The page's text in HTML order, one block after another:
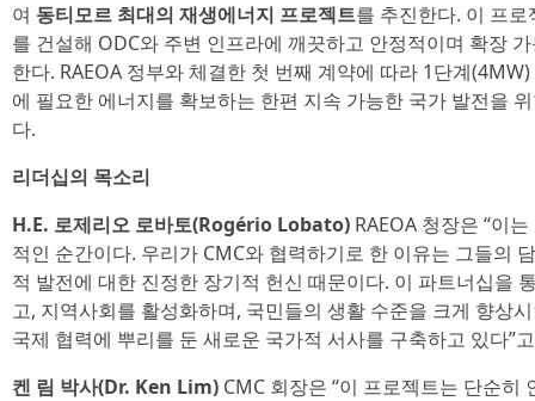
여 동티모르 최대의 재생에너지 프로젝트를 추진한다. 이 프
를 건설해 ODC와 주변 인프라에 깨끗하고 안정적이며 확장
한다. RAEOA 정부와 체결한 첫 번째 계약에 따라 1단계
에 필요한 에너지를 확보하는 한편 지속 가능한 국가 발전을
다.
리더십의 목소리
H.E. 로제리오 로바토(Rogério Lobato) RAEOA 청장은 “이
적인 순간이다. 우리가 CMC와 협력하기로 한 이유는 그들의
적 발전에 대한 진정한 장기적 헌신 때문이다. 이 파트너십을
고, 지역사회를 활성화하며, 국민들의 생활 수준을 크게 향상
국제 협력에 뿌리를 둔 새로운 국가적 서사를 구축하고 있다”
켄 림 박사(Dr. Ken Lim) CMC 회장은 “이 프로젝트는 단순히